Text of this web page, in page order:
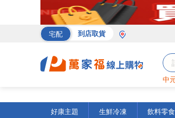
宅配 到店取貨
中
好康主題
生鮮冷凍 飲料零食